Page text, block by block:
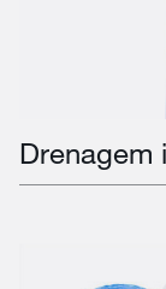
Drenagem